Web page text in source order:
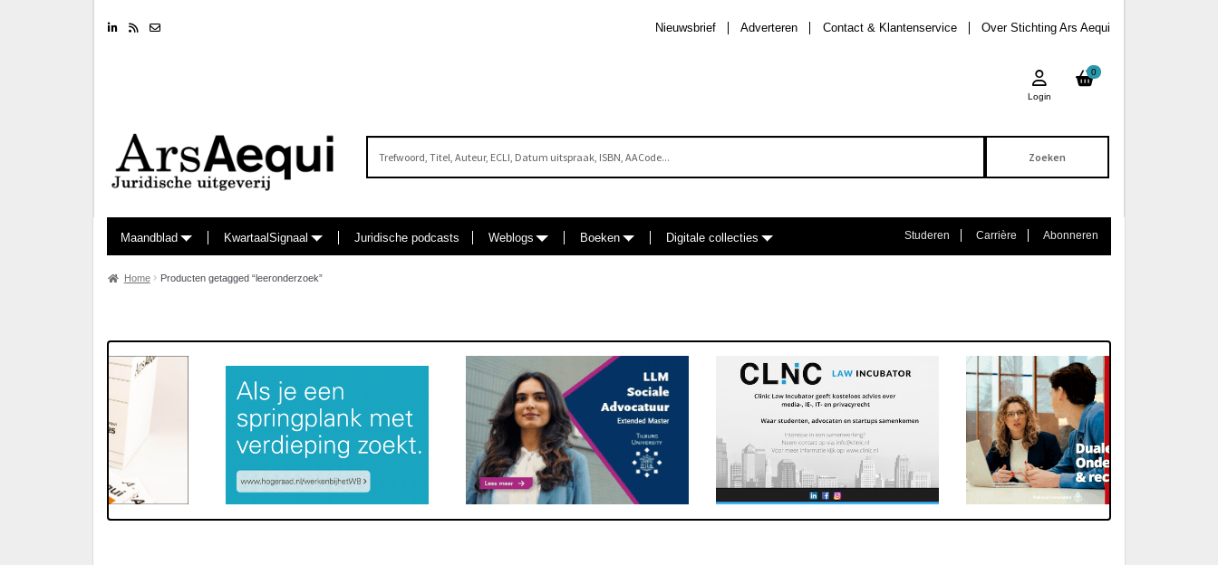
LinkedinRSS feed Over Stichting Ars Aequi
Contact & Klantenservice
Adverteren
Nieuwsbrief
0
Login
Maandblad KwartaalSignaal Juridische podcasts Weblogs Boeken Digitale collecties Studeren Carrière Abonneren
Home Producten getagged “leeronderzoek”